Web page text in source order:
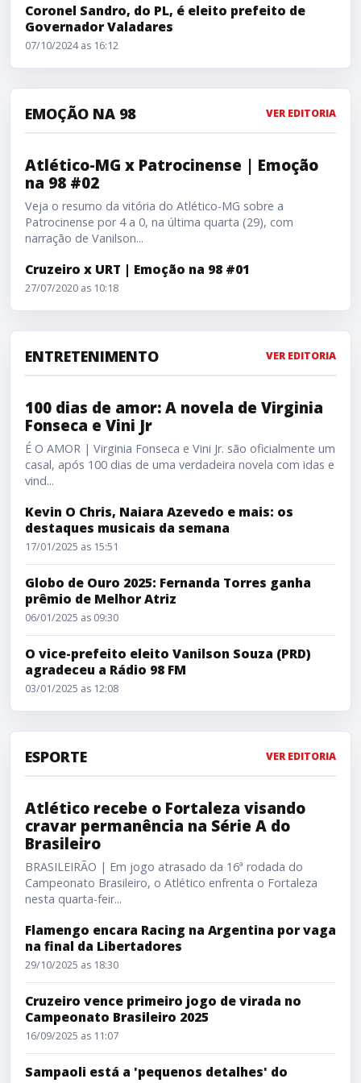
Coronel Sandro, do PL, é eleito prefeito de
Governador Valadares
07/10/2024 as 16:12
EMOÇÃO NA 98 VER EDITORIA
Atlético-MG x Patrocinense | Emoção na 98 #02
Atlético-MG x Patrocinense | Emoção
na 98 #02
Veja o resumo da vitória do Atlético-MG sobre a
Patrocinense por 4 a 0, na última quarta (29), com
narração de Vanilson...
Cruzeiro x URT | Emoção na 98 #01
27/07/2020 as 10:18
ENTRETENIMENTO VER EDITORIA
100 dias de amor: A novela de Virginia Fonseca e Vini Jr
100 dias de amor: A novela de Virginia
Fonseca e Vini Jr
É O AMOR | Virginia Fonseca e Vini Jr. são oficialmente um
casal, após 100 dias de uma verdadeira novela com idas e
vind...
Kevin O Chris, Naiara Azevedo e mais: os
destaques musicais da semana
17/01/2025 as 15:51
Globo de Ouro 2025: Fernanda Torres ganha
prêmio de Melhor Atriz
06/01/2025 as 09:30
O vice-prefeito eleito Vanilson Souza (PRD)
agradeceu a Rádio 98 FM
03/01/2025 as 12:08
ESPORTE VER EDITORIA
Atlético recebe o Fortaleza visando cravar
Atlético recebe o Fortaleza visando
cravar permanência na Série A do
Brasileiro
BRASILEIRÃO | Em jogo atrasado da 16ª rodada do
Campeonato Brasileiro, o Atlético enfrenta o Fortaleza
nesta quarta-feir...
Flamengo encara Racing na Argentina por vaga
na final da Libertadores
29/10/2025 as 18:30
Cruzeiro vence primeiro jogo de virada no
Campeonato Brasileiro 2025
16/09/2025 as 11:07
Sampaoli está a 'pequenos detalhes' do